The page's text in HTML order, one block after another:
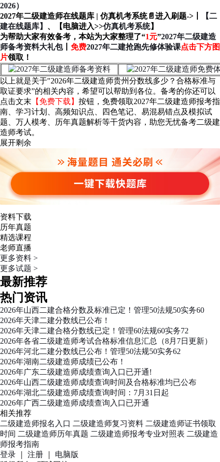
2026）
2027年二级建造师在线题库 | 仿真机考系统📄进入刷题->丨
【二
建在线题库】 、【电脑进入>>仿真机考系统】
为帮助大家有效备考，本站为大家整理了“1元”2027年二级建造
师备考资料大礼包丨 免费2027年二建抢跑先修体验课点击下方图
片领取！
以上就是关于"2026年二级建造师贵州分数线多少？合格标准与
取证要求”的相关内容，希望可以帮助到各位。 备考的你还可以
点击文末 【免费下载】 按钮，免费领取2027年二级建造师报考指
南、学习计划、高频知识点、四色笔记、易混易错点及模拟试
题、万人模考、历年真题解析等干货内容，助您无忧备考二级建
造师考试。
展开剩余
资料下载
历年真题
精选课程
老师直播
更多资料 >
更多试题 >
最新推荐
热门资讯
2026年山西二建合格分数及标准已定！管理50法规50实务60
2026年天津二建分数线已公布！
2026年天津二建合格分数线已定！管理60法规60实务72
2026年各省二级建造师考试合格标准信息汇总（8月7日更新）
2026年河北二建分数线已公布！管理50法规50实务62
2026年湖南二级建造师成绩已公布！
2026年广东二级建造师成绩查询入口已开通!
2026年山西二级建造师成绩查询时间及合格标准均已公布
2026年湖北二级建造师成绩查询时间：7月31日起
2026年广西二级建造师成绩查询入口已开通
相关推荐
二级建造师报名入口 二级建造师复习资料 二级建造师证书领取
时间 二级建造师历年真题 二级建造师报考专业对照表 二级建造
师报考指南
登录
注册
电脑版